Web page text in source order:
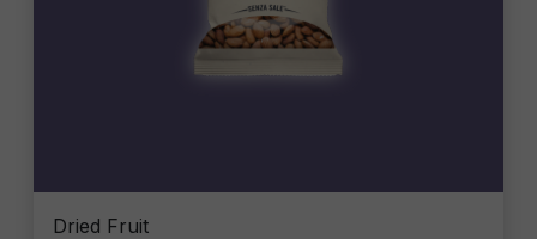
Dried Fruit